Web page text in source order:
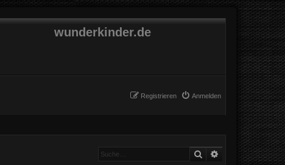
wunderkinder.de
Anmelden
Registrieren
Suche Erweiterte Suche